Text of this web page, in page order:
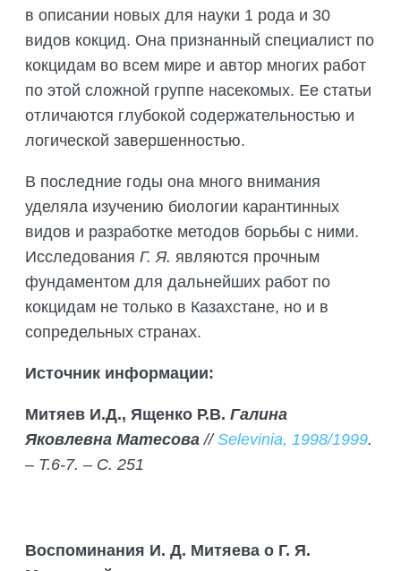
в описании новых для науки 1 рода и 30
видов кокцид. Она признанный специалист по
кокцидам во всем мире и автор многих работ
по этой сложной группе насекомых. Ее статьи
отличаются глубокой содержательностью и
логической завершенностью.
В последние годы она много внимания
уделяла изучению биологии карантинных
видов и разработке методов борьбы с ними.
Исследования Г. Я. являются прочным
фундаментом для дальнейших работ по
кокцидам не только в Казахстане, но и в
сопредельных странах.
Источник информации:
Митяев И.Д., Ященко Р.В. Галина
Яковлевна Матесова //Selevinia, 1998/1999.
– Т.6-7. – С. 251
Воспоминания И. Д. Митяева о Г. Я.